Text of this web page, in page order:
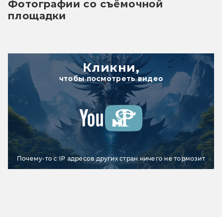
Фотографии со съёмочной
площадки
Кликни,
чтобы посмотреть видео
Почему-то с IP адресов других стран ничего не тормозит